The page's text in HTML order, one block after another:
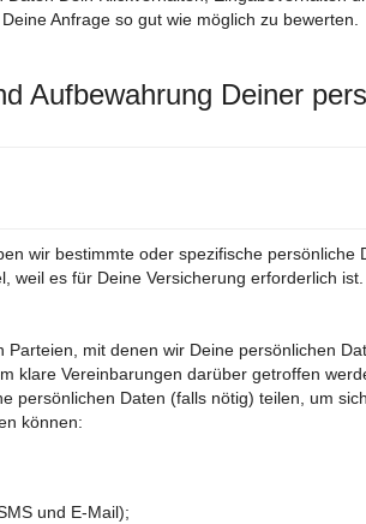
Anfrage so gut wie möglich zu bewerten.
Aufbewahrung Deiner
wir bestimmte oder spezifische persönliche
weil es für Deine Versicherung erforderlich
mit denen wir Deine persönlichen
klare Vereinbarungen darüber getroffen
persönlichen Daten (falls nötig) teilen, um
können:
und E-Mail);